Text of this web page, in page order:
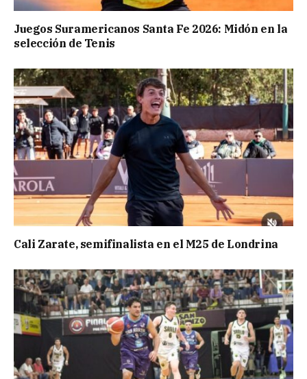
Juegos Suramericanos Santa Fe 2026: Midón en la
selección de Tenis
Cali Zarate, semifinalista en el M25 de Londrina